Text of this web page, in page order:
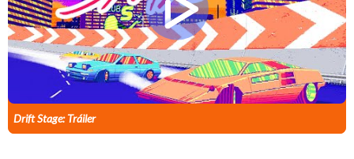
Drift Stage: Tráiler